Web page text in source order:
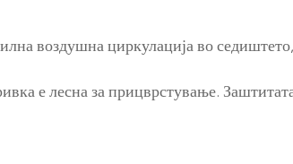
воздушна циркулација во
е лесна за прицврстување.